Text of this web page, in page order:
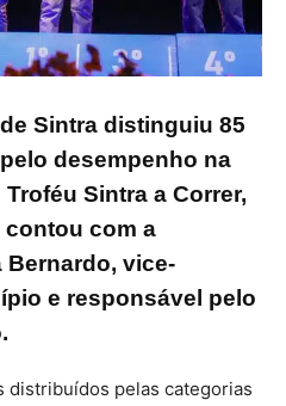
Sintra distinguiu 85
desempenho na
Sintra a Correr,
contou com a
Bernardo, vice-
e responsável pelo
distribuídos pelas categorias